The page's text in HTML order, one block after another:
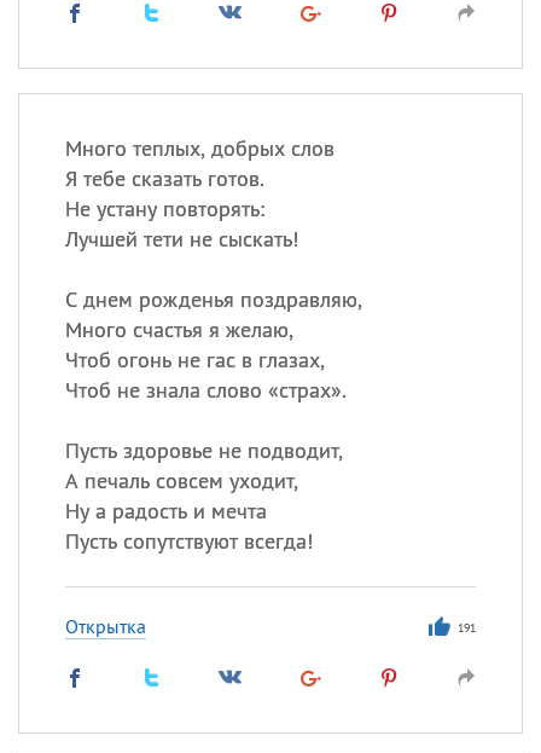
Много теплых, добрых слов
Я тебе сказать готов.
Не устану повторять:
Лучшей тети не сыскать!
С днем рожденья поздравляю,
Много счастья я желаю,
Чтоб огонь не гас в глазах,
Чтоб не знала слово «страх».
Пусть здоровье не подводит,
А печаль совсем уходит,
Ну а радость и мечта
Пусть сопутствуют всегда!
Открытка 191